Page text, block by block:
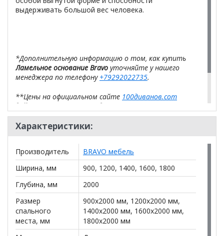
выдерживать большой вес человека.
*Дополнительную информацию о том, как купить
Ламельное основание Bravo уточняйте у нашего
менеджера по телефону +79292022735.
**Цены на официальном сайте 100диванов.com
действительны только для интернет-магазина
могут отличаться от цен в розничных магазинах-
салонах сети!
Характеристики:
Производитель
BRAVO мебель
Ширина, мм
900, 1200, 1400, 1600, 1800
Глубина, мм
2000
Размер
спального
места, мм
900x2000 мм, 1200x2000 мм,
1400x2000 мм, 1600x2000 мм,
1800x2000 мм